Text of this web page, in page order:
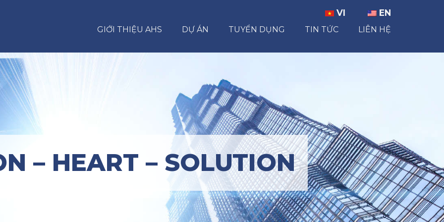
VI EN
GIỚI THIỆU AHS DỰ ÁN TUYỂN DỤNG TIN TỨC LIÊN HỆ
– HEART – SOLUTION